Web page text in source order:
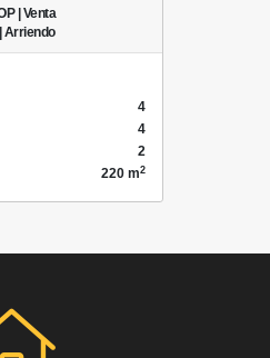
| Venta
Arriendo
4
4
2
220 m2